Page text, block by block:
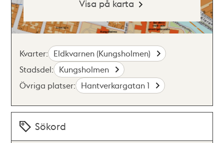
Visa på karta
Kvarter: Eldkvarnen (Kungsholmen)
Stadsdel: Kungsholmen
Övriga platser: Hantverkargatan 1
Sökord